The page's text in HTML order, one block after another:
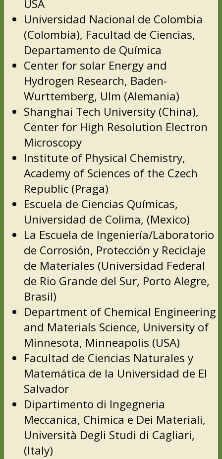
USA
Universidad Nacional de Colombia
(Colombia), Facultad de Ciencias,
Departamento de Química
Center for solar Energy and
Hydrogen Research, Baden-
Wurttemberg, Ulm (Alemania)
Shanghai Tech University (China),
Center for High Resolution Electron
Microscopy
Institute of Physical Chemistry,
Academy of Sciences of the Czech
Republic (Praga)
Escuela de Ciencias Químicas,
Universidad de Colima, (Mexico)
La Escuela de Ingeniería/Laboratorio
de Corrosión, Protección y Reciclaje
de Materiales (Universidad Federal
de Rio Grande del Sur, Porto Alegre,
Brasil)
Department of Chemical Engineering
and Materials Science, University of
Minnesota, Minneapolis (USA)
Facultad de Ciencias Naturales y
Matemática de la Universidad de El
Salvador
Dipartimento di Ingegneria
Meccanica, Chimica e Dei Materiali,
Università Degli Studi di Cagliari,
(Italy)